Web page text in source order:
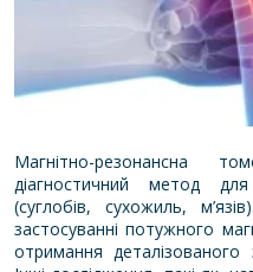
Магнітно-резонансна
діагностичний метод для
(суглобів, сухожиль,
застосуванні потужного
отримання деталізованого